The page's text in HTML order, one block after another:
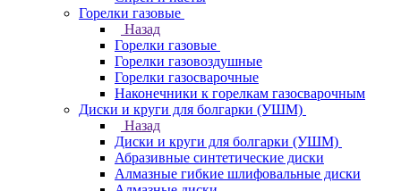
Горелки газовые
Назад
Горелки газовые
Горелки газовоздушные
Горелки газосварочные
Наконечники к горелкам газосварочным
Диски и круги для болгарки (УШМ)
Назад
Диски и круги для болгарки (УШМ)
Абразивные синтетические диски
Алмазные гибкие шлифовальные диски